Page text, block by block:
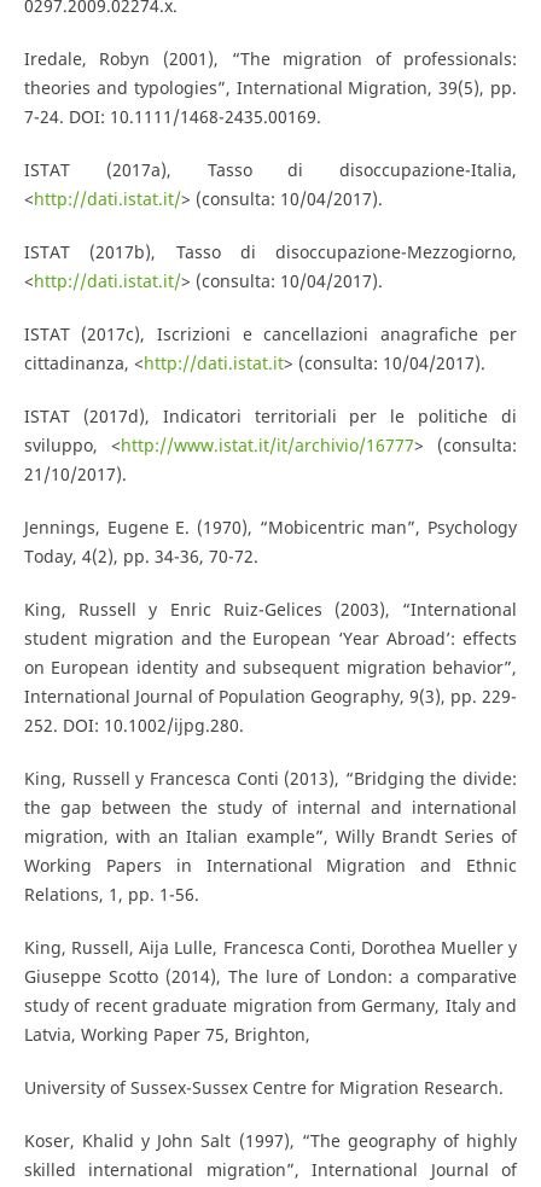
0297.2009.02274.x.
Iredale, Robyn (2001), “The migration of professionals:
theories and typologies”, International Migration, 39(5), pp.
7-24. DOI: 10.1111/1468-2435.00169.
ISTAT (2017a), Tasso di disoccupazione-Italia,
<http://dati.istat.it/> (consulta: 10/04/2017).
ISTAT (2017b), Tasso di disoccupazione-Mezzogiorno,
<http://dati.istat.it/> (consulta: 10/04/2017).
ISTAT (2017c), Iscrizioni e cancellazioni anagrafiche per
cittadinanza, <http://dati.istat.it> (consulta: 10/04/2017).
ISTAT (2017d), Indicatori territoriali per le politiche di
sviluppo, <http://www.istat.it/it/archivio/16777> (consulta:
21/10/2017).
Jennings, Eugene E. (1970), “Mobicentric man”, Psychology
Today, 4(2), pp. 34-36, 70-72.
King, Russell y Enric Ruiz-Gelices (2003), “International
student migration and the European ‘Year Abroad’: effects
on European identity and subsequent migration behavior”,
International Journal of Population Geography, 9(3), pp. 229-
252. DOI: 10.1002/ijpg.280.
King, Russell y Francesca Conti (2013), “Bridging the divide:
the gap between the study of internal and international
migration, with an Italian example”, Willy Brandt Series of
Working Papers in International Migration and Ethnic
Relations, 1, pp. 1-56.
King, Russell, Aija Lulle, Francesca Conti, Dorothea Mueller y
Giuseppe Scotto (2014), The lure of London: a comparative
study of recent graduate migration from Germany, Italy and
Latvia, Working Paper 75, Brighton,
University of Sussex-Sussex Centre for Migration Research.
Koser, Khalid y John Salt (1997), “The geography of highly
skilled international migration”, International Journal of